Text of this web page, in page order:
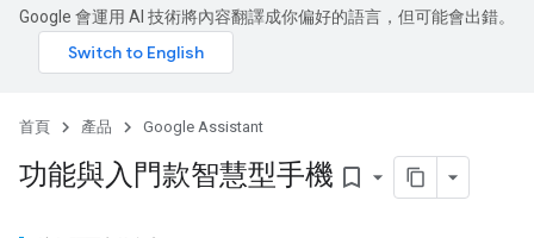
Google 會運用 AI 技術將內容翻譯成你偏好的語言，但可能會出錯。
首頁 產品 Google Assistant
功能與入門款智慧型手機 bookmark_border